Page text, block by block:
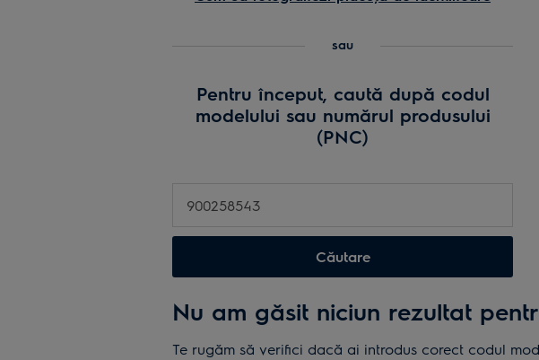
produsului
sau
încarcă
o
inmatriculare
sau
Pentru început, caută după codul
modelului sau numărul produsului
(PNC)
Căutare
Nu am găsit niciun rezultat
Te rugăm să verifici dacă ai introdus corect codul